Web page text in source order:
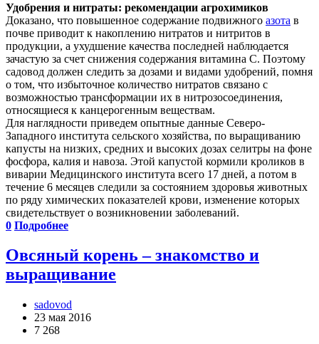
Удобрения и нитраты: рекомендации агрохимиков
Доказано, что повышенное содержание подвижного азота в
почве приводит к накоплению нитратов и нитритов в
продукции, а ухудшение качества последней наблюдается
зачастую за счет снижения содержания витамина С. Поэтому
садовод должен следить за дозами и видами удобрений, помня
о том, что избыточное количество нитратов связано с
возможностью трансформации их в нитрозосоединения,
относящиеся к канцерогенным веществам.
Для наглядности приведем опытные данные Северо-
Западного института сельского хозяйства, по выращиванию
капусты на низких, средних и высоких дозах селитры на фоне
фосфора, калия и навоза. Этой капустой кормили кроликов в
виварии Медицинского института всего 17 дней, а потом в
течение 6 месяцев следили за состоянием здоровья животных
по ряду химических показателей крови, изменение которых
свидетельствует о возникновении заболеваний.
0 Подробнее
Овсяный корень – знакомство и
выращивание
sadovod
23 мая 2016
7 268